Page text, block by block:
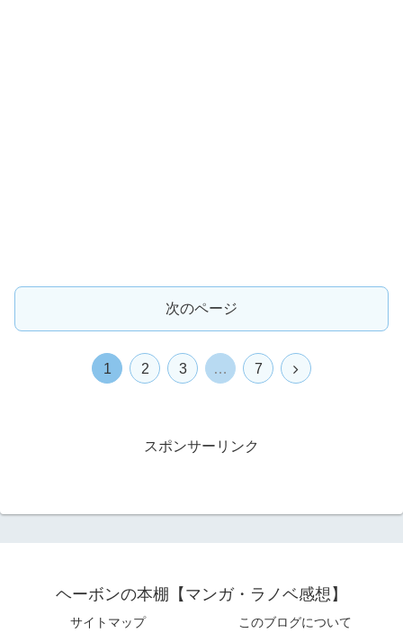
次のページ
1 2 3 … 7
次
スポンサーリンク
ヘーボンの本棚【マンガ・ラノベ感想】
サイトマップ
このブログについて